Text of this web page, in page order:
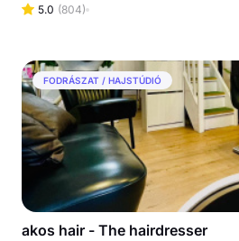
5.0 (804)
FODRÁSZAT / HAJSTÚDIÓ
akos hair - The hairdresser